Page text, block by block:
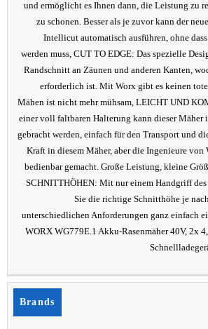
und ermöglicht es Ihnen dann, die Leistung zu
zu schonen. Besser als je zuvor kann der
Intellicut automatisch ausführen, ohne
werden muss, CUT TO EDGE: Das spezielle
Randschnitt an Zäunen und anderen Kanten,
erforderlich ist. Mit Worx gibt es keinen
Mähen ist nicht mehr mühsam, LEICHT UND
einer voll faltbaren Halterung kann dieser Mäher
gebracht werden, einfach für den Transport und
Kraft in diesem Mäher, aber die Ingenieure von
bedienbar gemacht. Große Leistung, kleine
SCHNITTHÖHEN: Mit nur einem Handgriff
Sie die richtige Schnitthöhe je
unterschiedlichen Anforderungen ganz einfach
WORX WG779E.1 Akku-Rasenmäher 40V, 2x
Brands